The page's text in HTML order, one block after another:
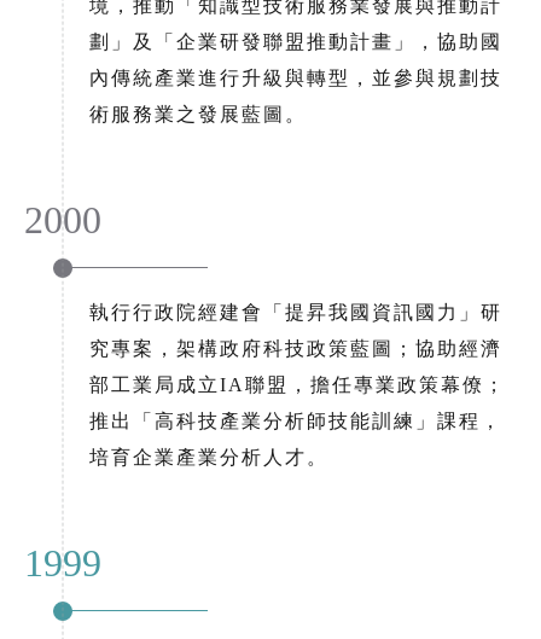
境，推動「知識型技術服務業發展與推動計
劃」及「企業研發聯盟推動計畫」，協助國
內傳統產業進行升級與轉型，並參與規劃技
術服務業之發展藍圖。
2000
執行行政院經建會「提昇我國資訊國力」研
究專案，架構政府科技政策藍圖；協助經濟
部工業局成立IA聯盟，擔任專業政策幕僚；
推出「高科技產業分析師技能訓練」課程，
培育企業產業分析人才。
1999